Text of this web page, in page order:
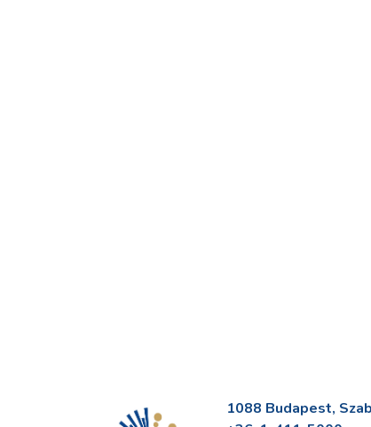
1088 Budapest,